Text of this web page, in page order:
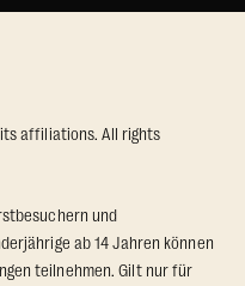
affiliations. All rights
und
ab 14 Jahren können
teilnehmen. Gilt nur für